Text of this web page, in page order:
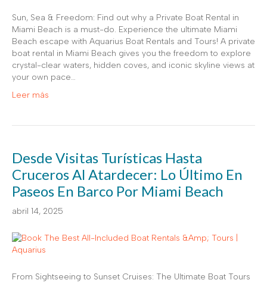
Sun, Sea & Freedom: Find out why a Private Boat Rental in
Miami Beach is a must-do. Experience the ultimate Miami
Beach escape with Aquarius Boat Rentals and Tours! A private
boat rental in Miami Beach gives you the freedom to explore
crystal-clear waters, hidden coves, and iconic skyline views at
your own pace…
Leer más
Desde Visitas Turísticas Hasta
Cruceros Al Atardecer: Lo Último En
Paseos En Barco Por Miami Beach
abril 14, 2025
From Sightseeing to Sunset Cruises: The Ultimate Boat Tours